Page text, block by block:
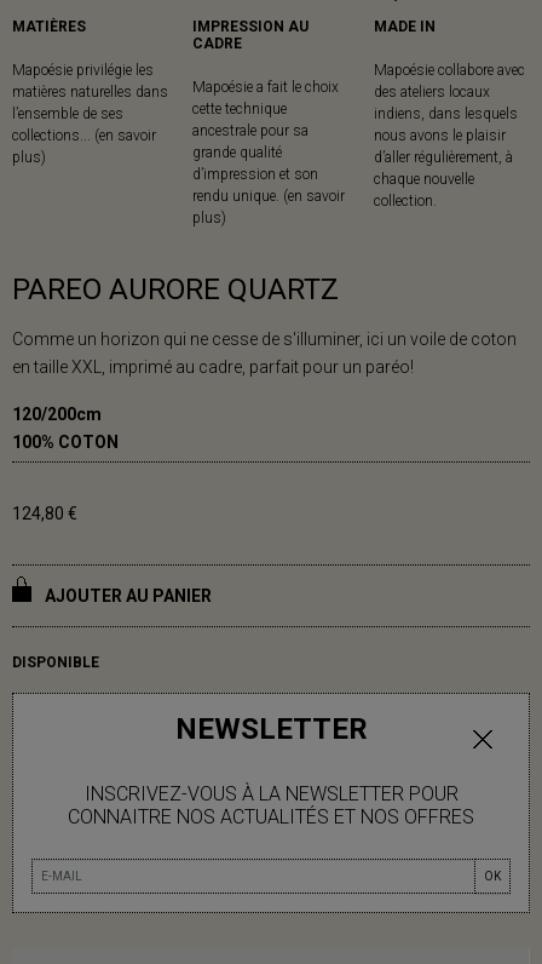
NEWSLETTER
INSCRIVEZ-VOUS À LA NEWSLETTER POUR
CONNAITRE NOS ACTUALITÉS ET NOS OFFRES
OK
MATIÈRES
Mapoésie privilégie les
matières naturelles dans
l’ensemble de ses
collections... (en savoir
plus)
IMPRESSION AU
CADRE
Mapoésie a fait le choix
cette technique
ancestrale pour sa
grande qualité
d’impression et son
rendu unique. (en savoir
plus)
MADE IN
Mapoésie collabore avec
des ateliers locaux
indiens, dans lesquels
nous avons le plaisir
d’aller régulièrement, à
chaque nouvelle
collection.
PAREO AURORE QUARTZ
Comme un horizon qui ne cesse de s'illuminer, ici un voile de coton
en taille XXL, imprimé au cadre, parfait pour un paréo!
120/200cm
100% COTON
124,80 €
AJOUTER AU PANIER
DISPONIBLE
INFOS LIVRAISON